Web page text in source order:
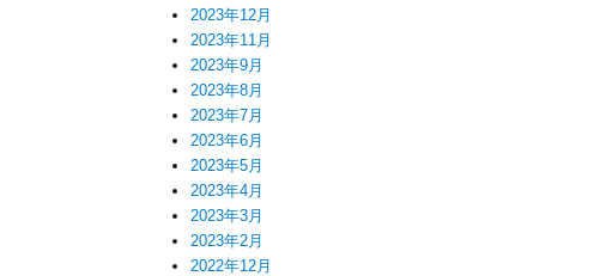
2023年12月
2023年11月
2023年9月
2023年8月
2023年7月
2023年6月
2023年5月
2023年4月
2023年3月
2023年2月
2022年12月